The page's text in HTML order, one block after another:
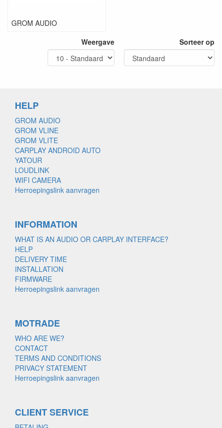
GROM AUDIO
Weergave
Sorteer op
HELP
GROM AUDIO
GROM VLINE
GROM VLITE
CARPLAY ANDROID AUTO
YATOUR
LOUDLINK
WIFI CAMERA
Herroepingslink aanvragen
INFORMATION
WHAT IS AN AUDIO OR CARPLAY INTERFACE?
HELP
DELIVERY TIME
INSTALLATION
FIRMWARE
Herroepingslink aanvragen
MOTRADE
WHO ARE WE?
CONTACT
TERMS AND CONDITIONS
PRIVACY STATEMENT
Herroepingslink aanvragen
CLIENT SERVICE